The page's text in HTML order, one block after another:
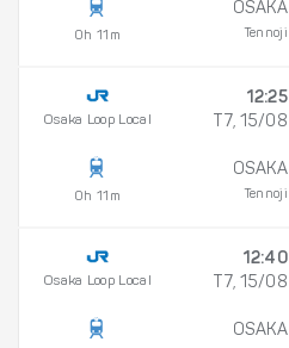
0h 11m
OSAKA
Tennoji
Osaka Loop Local
0h 11m
12:25
T7, 15/08
OSAKA
Tennoji
Osaka Loop Local
12:40
T7, 15/08
OSAKA